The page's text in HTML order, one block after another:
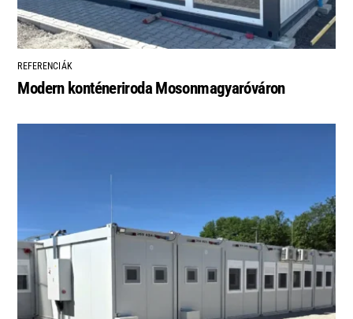
REFERENCIÁK
Modern konténeriroda Mosonmagyaróváron